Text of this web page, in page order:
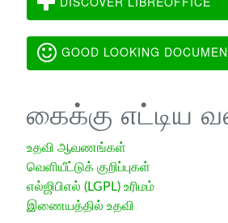
GOOD LOOKING
கைக்கு எட்டிய
உதவி ஆவணங்கள்
வெளியீட்டுக் குறிப்புகள்
எல்ஜிபிஎல் (LGPL) உரிமம்
இணையத்தில் உதவி